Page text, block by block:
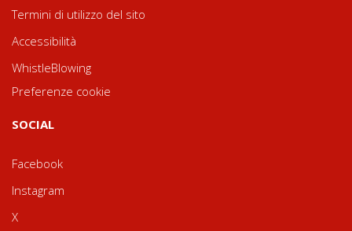
Termini di utilizzo del sito
Accessibilità
WhistleBlowing
Preferenze cookie
SOCIAL
Facebook
Instagram
X